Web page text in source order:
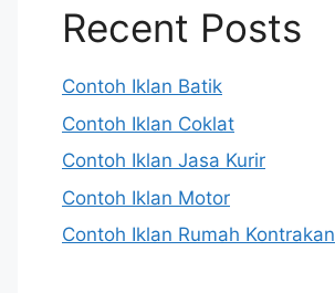
Recent Posts
Contoh Iklan Batik
Contoh Iklan Coklat
Contoh Iklan Jasa Kurir
Contoh Iklan Motor
Contoh Iklan Rumah Kontrakan